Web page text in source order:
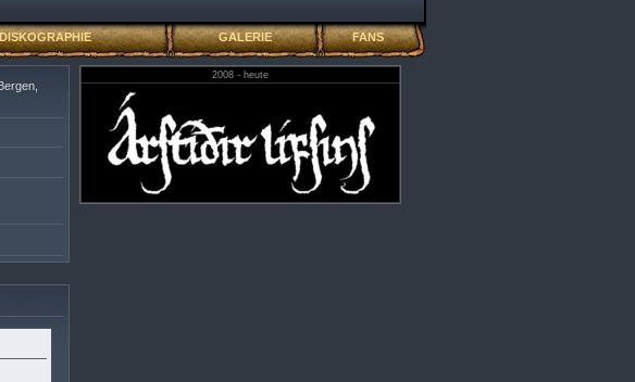
DISKOGRAPHIE GALERIE FANS
2008 - heute